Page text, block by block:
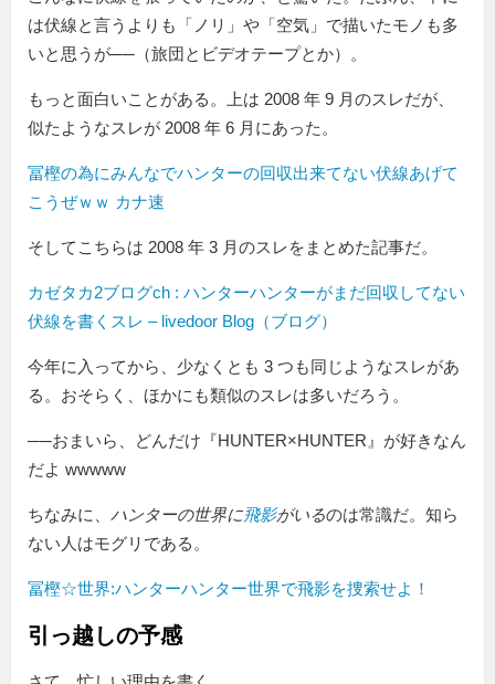
は伏線と言うよりも「ノリ」や「空気」で描いたモノも多
いと思うが──（旅団とビデオテープとか）。
もっと面白いことがある。上は 2008 年 9 月のスレだが、
似たようなスレが 2008 年 6 月にあった。
冨樫の為にみんなでハンターの回収出来てない伏線あげて
こうぜｗｗ カナ速
そしてこちらは 2008 年 3 月のスレをまとめた記事だ。
カゼタカ2ブログch : ハンターハンターがまだ回収してない
伏線を書くスレ – livedoor Blog（ブログ）
今年に入ってから、少なくとも 3 つも同じようなスレがあ
る。おそらく、ほかにも類似のスレは多いだろう。
──おまいら、どんだけ『HUNTER×HUNTER』が好きなん
だよ wwwww
ちなみに、 ハンターの世界に飛影がいるのは常識だ。知ら
ない人はモグリである。
冨樫☆世界:ハンターハンター世界で飛影を捜索せよ！
引っ越しの予感